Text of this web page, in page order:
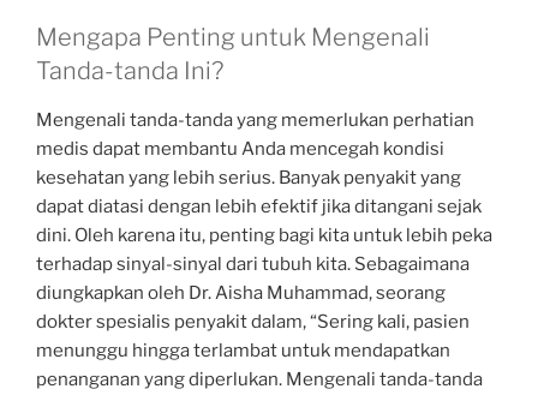
Mengapa Penting untuk Mengenali
Tanda-tanda Ini?
Mengenali tanda-tanda yang memerlukan perhatian
medis dapat membantu Anda mencegah kondisi
kesehatan yang lebih serius. Banyak penyakit yang
dapat diatasi dengan lebih efektif jika ditangani sejak
dini. Oleh karena itu, penting bagi kita untuk lebih peka
terhadap sinyal-sinyal dari tubuh kita. Sebagaimana
diungkapkan oleh Dr. Aisha Muhammad, seorang
dokter spesialis penyakit dalam, “Sering kali, pasien
menunggu hingga terlambat untuk mendapatkan
penanganan yang diperlukan. Mengenali tanda-tanda